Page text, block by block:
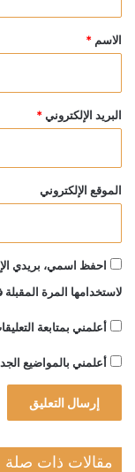
*
الاسم *
البريد الإلكتروني *
الموقع الإلكتروني
احفظ اسمي، بريدي
لاستخدامها المرة
أعلمني بمتابعة
أعلمني بالمواضيع
مقالات ذات صلة